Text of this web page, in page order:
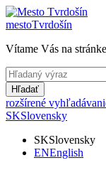
mestoTvrdošín
Vítame Vás na
Hľadať
rozšírené
SKSlovensky
SKSlovensky
ENEnglish